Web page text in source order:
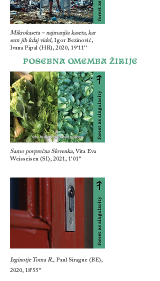
Mikrokaseta – najmanjša kaseta, kar
sem jih kdaj videl, Igor Bezinović,
Ivana Pipal (HR), 2020, 19'11''
POSEBNA OMEMBA ŽIRIJE
Samo povprečna Slovenka, Vita Eva
Weisseisen (SI), 2021, 1'01''
Izginotje Toma R., Paul Sirague (BE),
2020, 18'55''